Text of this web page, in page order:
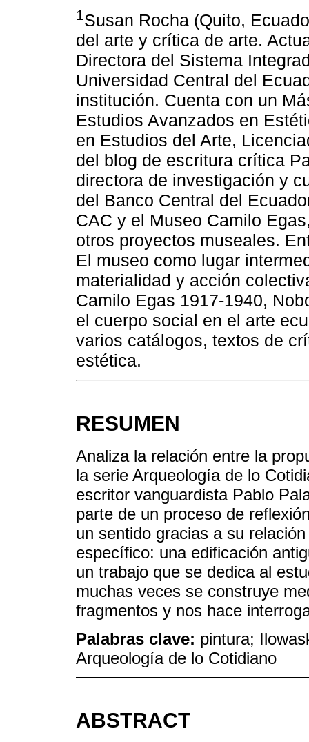
1Susan Rocha (Quito,
del arte y crítica de arte.
Directora del Sistema
Universidad Central del
institución. Cuenta con un
Estudios Avanzados en
en Estudios del Arte,
del blog de escritura crítica
directora de investigación y
del Banco Central del
CAC y el Museo Camilo
otros proyectos museales.
El museo como lugar
materialidad y acción
Camilo Egas 1917-1940,
el cuerpo social en el arte
varios catálogos, textos de
estética.
RESUMEN
Analiza la relación entre la
la serie Arqueología de lo
escritor vanguardista Pablo
parte de un proceso de
un sentido gracias a su
específico: una edificación
un trabajo que se dedica al
muchas veces se construye
fragmentos y nos hace
Palabras clave: pintura;
Arqueología de lo Cotidiano
ABSTRACT